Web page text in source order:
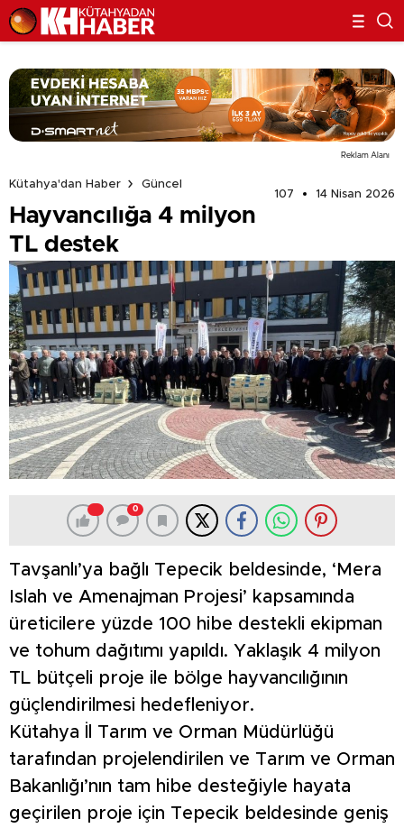
Reklam Alanı
Kütahya'dan Haber
Güncel
107
14 Nisan 2026
Hayvancılığa 4 milyon
TL destek
0
Tavşanlı’ya bağlı Tepecik beldesinde, ‘Mera
Islah ve Amenajman Projesi’ kapsamında
üreticilere yüzde 100 hibe destekli ekipman
ve tohum dağıtımı yapıldı. Yaklaşık 4 milyon
TL bütçeli proje ile bölge hayvancılığının
güçlendirilmesi hedefleniyor.
Kütahya İl Tarım ve Orman Müdürlüğü
tarafından projelendirilen ve Tarım ve Orman
Bakanlığı’nın tam hibe desteğiyle hayata
geçirilen proje için Tepecik beldesinde geniş